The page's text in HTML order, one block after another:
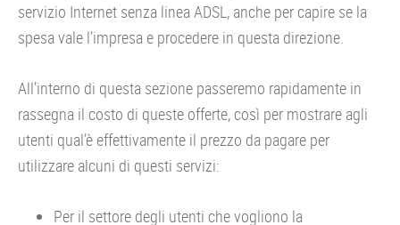
servizio Internet senza linea ADSL, anche per capire se la
spesa vale l’impresa e procedere in questa direzione.
All’interno di questa sezione passeremo rapidamente in
rassegna il costo di queste offerte, così per mostrare agli
utenti qual’è effettivamente il prezzo da pagare per
utilizzare alcuni di questi servizi:
Per il settore degli utenti che vogliono la